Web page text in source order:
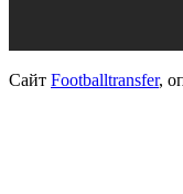
Сайт Footballtransfer,